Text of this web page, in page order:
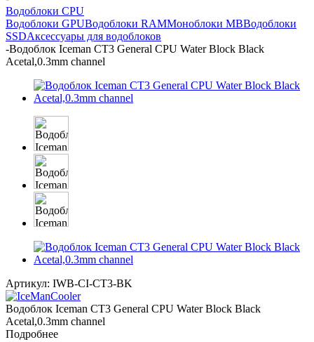
Водоблоки CPU
Водоблоки GPUВодоблоки RAMМоноблоки MBВодоблоки
SSDАксессуары для водоблоков
-Водоблок Iceman CT3 General CPU Water Block Black
Acetal,0.3mm channel
Артикул: IWB-CI-CT3-BK
Водоблок Iceman CT3 General CPU Water Block Black
Acetal,0.3mm channel
Подробнее